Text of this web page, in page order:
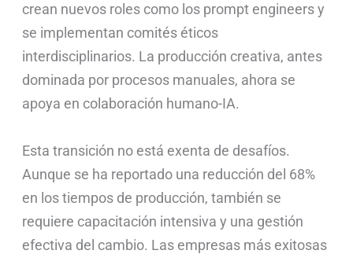
crean nuevos roles como los prompt engineers y
se implementan comités éticos
interdisciplinarios. La producción creativa, antes
dominada por procesos manuales, ahora se
apoya en colaboración humano-IA.
Esta transición no está exenta de desafíos.
Aunque se ha reportado una reducción del 68%
en los tiempos de producción, también se
requiere capacitación intensiva y una gestión
efectiva del cambio. Las empresas más exitosas